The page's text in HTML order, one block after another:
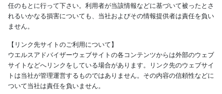
任のもとに行って下さい。利用者が当該情報などに基づいて被ったとさ
れるいかなる損害についても、当社およびその情報提供者は責任を負い
ません。
【リンク先サイトのご利用について】
ウエルスアドバイザーウェブサイトの各コンテンツからは外部のウェブ
サイトなどへリンクをしている場合があります。リンク先のウェブサイ
トは当社が管理運営するものではありません。その内容の信頼性などに
ついて当社は責任を負いません。